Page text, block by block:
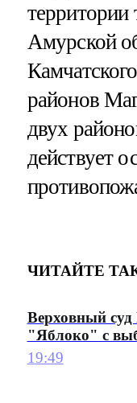
территории
Амурской
районов
двух
действует
ЧИТАЙТЕ
Верховный
"Яблоко" с
19:49